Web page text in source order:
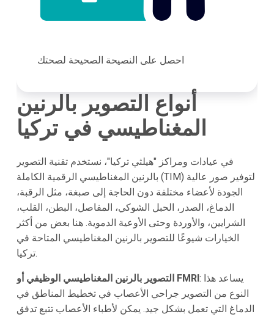
احصل على النصيحة الصحيحة لصحتك
أنواع التصوير بالرنين
المغناطيسي في تركيا
في عيادات ومراكز "هيلثي تركيا"، نستخدم تقنية التصوير
بالرنين المغناطيسي الرقمية الكاملة (TIM) لتوفير صور عالية
الجودة لأعضاء مختلفة دون الحاجة إلى صبغة، مثل الرقبة،
الدماغ، الصدر، الحبل الشوكي، المفاصل، البطن، القلب،
الشرايين، والأوردة وحتى الأوعية الدموية. هنا بعض من أكثر
الخيارات شيوعًا للتصوير بالرنين المغناطيسي المتاحة في
تركيا.
التصوير بالرنين المغناطيسي الوظيفي أو FMRI: يساعد هذا
النوع من التصوير جراحي الأعصاب في تخطيط المناطق في
الدماغ التي تعمل بشكل جيد. يمكن لأطباء الأعصاب تتبع تدفق